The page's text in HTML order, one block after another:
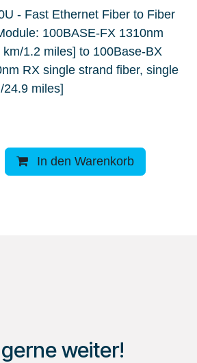
- Fast Ethernet Fiber to Fiber
100BASE-FX 1310nm
1.2 miles] to 100Base-BX
RX single strand fiber, single
miles]
In den Warenkorb
weiter!